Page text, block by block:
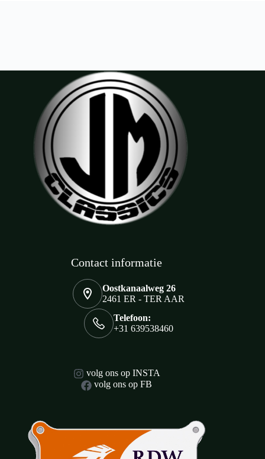
Contact informatie
Oostkanaalweg 26
2461 ER - TER AAR
Telefoon:
+31 639538460
volg ons op INSTA
volg ons op FB